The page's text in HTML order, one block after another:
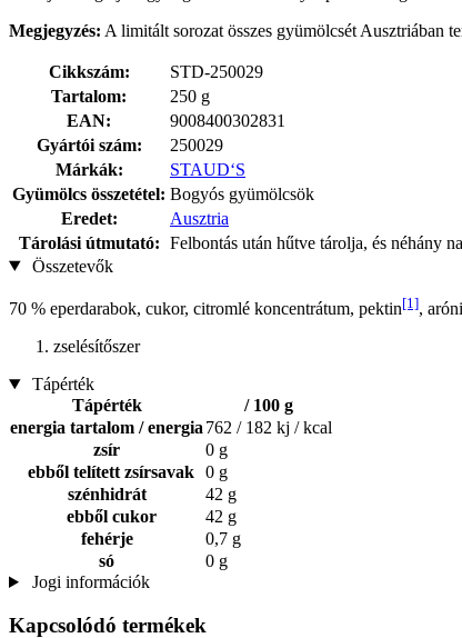
Megjegyzés: A limitált sorozat összes gyümölcsét Ausztriában
Cikkszám:
STD-250029
Tartalom:
250 g
EAN:
9008400302831
Gyártói szám:
250029
Márkák:
STAUD‘S
Gyümölcs összetétel: Bogyós gyümölcsök
Eredet:
Ausztria
Tárolási útmutató: Felbontás után hűtve tárolja, és néhány
Összetevők
70 % eperdarabok, cukor, citromlé koncentrátum, pektin[1],
zselésítőszer
Tápérték
Tápérték
/ 100 g
energia tartalom / energia 762 / 182 kj / kcal
zsír
0 g
ebből telített zsírsavak 0 g
szénhidrát
42 g
ebből cukor
42 g
fehérje
0,7 g
só
0 g
Jogi információk
Kapcsolódó termékek